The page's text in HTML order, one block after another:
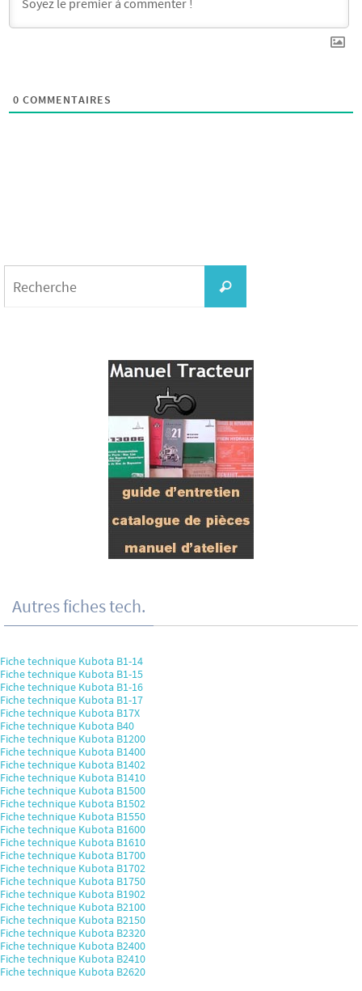
0 COMMENTAIRES
Recherche
Autres fiches tech.
Fiche technique Kubota B1-14
Fiche technique Kubota B1-15
Fiche technique Kubota B1-16
Fiche technique Kubota B1-17
Fiche technique Kubota B17X
Fiche technique Kubota B40
Fiche technique Kubota B1200
Fiche technique Kubota B1400
Fiche technique Kubota B1402
Fiche technique Kubota B1410
Fiche technique Kubota B1500
Fiche technique Kubota B1502
Fiche technique Kubota B1550
Fiche technique Kubota B1600
Fiche technique Kubota B1610
Fiche technique Kubota B1700
Fiche technique Kubota B1702
Fiche technique Kubota B1750
Fiche technique Kubota B1902
Fiche technique Kubota B2100
Fiche technique Kubota B2150
Fiche technique Kubota B2320
Fiche technique Kubota B2400
Fiche technique Kubota B2410
Fiche technique Kubota B2620